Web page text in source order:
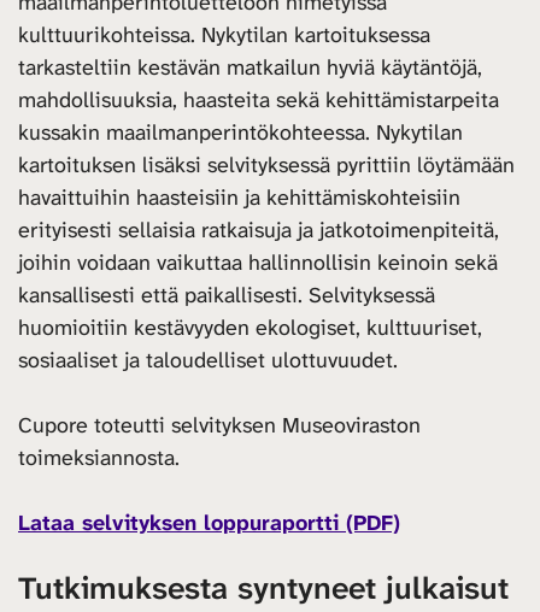
kulttuurikohteissa. Nykytilan kartoituksessa
tarkasteltiin kestävän matkailun hyviä käytäntöjä,
mahdollisuuksia, haasteita sekä kehittämistarpeita
kussakin maailmanperintökohteessa. Nykytilan
kartoituksen lisäksi selvityksessä pyrittiin löytämään
havaittuihin haasteisiin ja kehittämiskohteisiin
erityisesti sellaisia ratkaisuja ja jatkotoimenpiteitä,
joihin voidaan vaikuttaa hallinnollisin keinoin sekä
kansallisesti että paikallisesti. Selvityksessä
huomioitiin kestävyyden ekologiset, kulttuuriset,
sosiaaliset ja taloudelliset ulottuvuudet.
Cupore toteutti selvityksen Museoviraston
toimeksiannosta.
Lataa selvityksen loppuraportti (PDF)
Tutkimuksesta syntyneet julkaisut